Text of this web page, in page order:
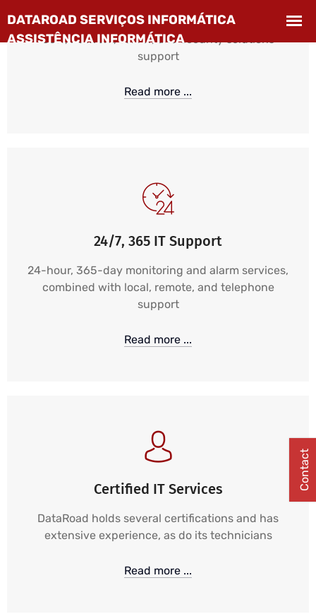
Business IT Assistance and Support
User, network, server, and security solutions
support
Read more ...
24/7, 365 IT Support
24-hour, 365-day monitoring and alarm services,
combined with local, remote, and telephone
support
Read more ...
Certified IT Services
DataRoad holds several certifications and has
extensive experience, as do its technicians
Read more ...
Contact